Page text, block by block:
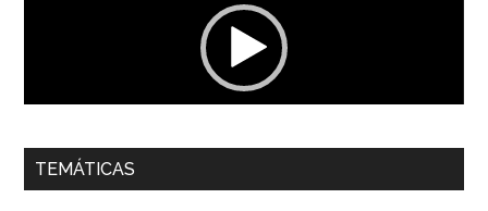
00:00 01:04
Dra. Carolina Corcho Mejía,Presidenta Corporación
TEMÁTICAS